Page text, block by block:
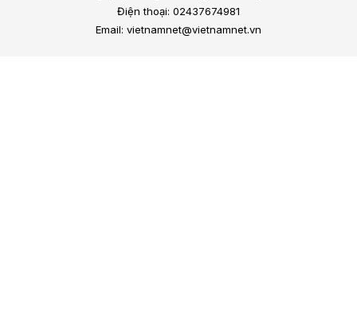
Điện thoại: 02437674981
Email: vietnamnet@vietnamnet.vn